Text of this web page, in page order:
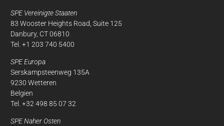
SPE Vereinigte Staaten
83 Wooster Heights Road, Suite 125
Danbury, CT 06810
Tel. +1 203 740 5400
SPE Europa
Serskampsteenweg 135A
9230 Wetteren
Belgien
Tel. +32 498 85 07 32
SPE Naher Osten